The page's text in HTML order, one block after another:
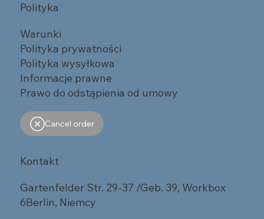
Polityka
Warunki
Polityka prywatności
Polityka wysyłkowa
Informacje prawne
Prawo do odstąpienia od umowy
Cancel order
Kontakt
Gartenfelder Str. 29-37 /Geb. 39, Workbox
6Berlin, Niemcy